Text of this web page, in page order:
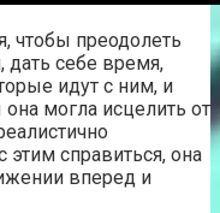
чтобы преодолеть
дать себе время,
идут с ним, и
могла исцелить от
этим справиться, она
вперед и